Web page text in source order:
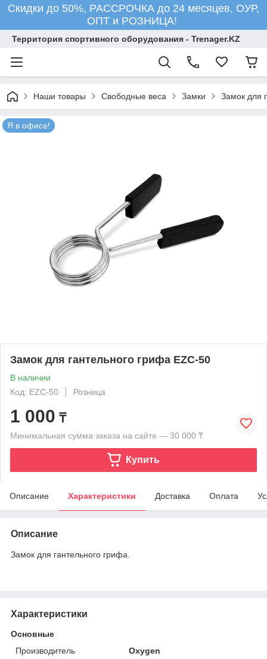
Скидки до 50%, РАССРОЧКА до 24 месяцев, ОУР,
ОПТ и РОЗНИЦА!
Территория спортивного оборудования - Trenager.KZ
Наши товары Свободные веса Замки Замок для
Я в офисе!
Замок для гантельного грифа EZC-50
В наличии
Код: EZC-50
Розница
1 000 ₸
Минимальная сумма заказа на сайте — 30 000 ₸
Купить
Описание Характеристики Доставка Оплата
Описание
Замок для гантельного грифа.
Характеристики
Основные
Производитель
Oxygen